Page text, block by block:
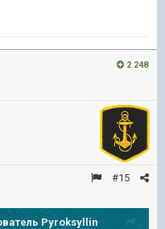
2 248
#15
Pyroksyllin